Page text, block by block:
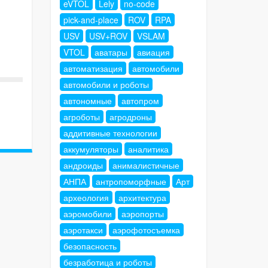
eVTOL
Lely
no-code
pick-and-place
ROV
RPA
USV
USV+ROV
VSLAM
VTOL
аватары
авиация
автоматизация
автомобили
автомобили и роботы
автономные
автопром
агроботы
агродроны
аддитивные технологии
аккумуляторы
аналитика
андроиды
анималистичные
АНПА
антропоморфные
Арт
археология
архитектура
аэромобили
аэропорты
аэротакси
аэрофотосъемка
безопасность
безработица и роботы